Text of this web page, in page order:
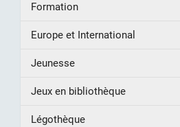
Formation
Europe et International
Jeunesse
Jeux en bibliothèque
Légothèque